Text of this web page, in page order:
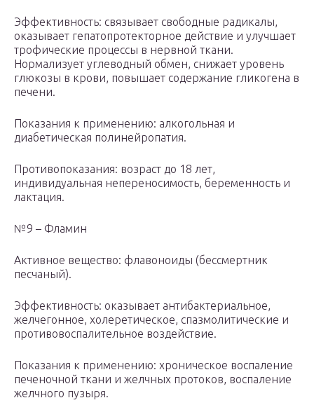
Эффективность: связывает свободные радикалы,
оказывает гепатопротекторное действие и улучшает
трофические процессы в нервной ткани.
Нормализует углеводный обмен, снижает уровень
глюкозы в крови, повышает содержание гликогена в
печени.
Показания к применению: алкогольная и
диабетическая полинейропатия.
Противопоказания: возраст до 18 лет,
индивидуальная непереносимость, беременность и
лактация.
№9 – Фламин
Активное вещество: флавоноиды (бессмертник
песчаный).
Эффективность: оказывает антибактериальное,
желчегонное, холеретическое, спазмолитические и
противовоспалительное воздействие.
Показания к применению: хроническое воспаление
печеночной ткани и желчных протоков, воспаление
желчного пузыря.